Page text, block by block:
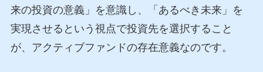
来の投資の意義」を意識し、「あるべき未来」を
実現させるという視点で投資先を選択すること
が、アクティブファンドの存在意義なのです。